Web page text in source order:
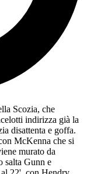
Scozia, che
indirizza già la
disattenta e goffa.
McKenna che si
murato da
salta Gunn e